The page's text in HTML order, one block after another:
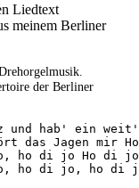
Liedtext
meinem Berliner
der Berliner
und hab' ein
das Jagen
ho di jo Ho di
ho di jo, ho di